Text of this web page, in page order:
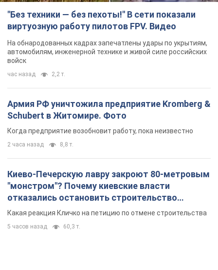
"Без техники — без пехоты!" В сети показали
виртуозную работу пилотов FPV. Видео
На обнародованных кадрах запечатлены удары по укрытиям,
автомобилям, инженерной технике и живой силе российских
войск
час назад 2,2 т.
Армия РФ уничтожила предприятие Kromberg &
Schubert в Житомире. Фото
Когда предприятие возобновит работу, пока неизвестно
2 часа назад 8,8 т.
Киево-Печерскую лавру закроют 80-метровым
"монстром"? Почему киевские власти
отказались остановить строительство
небоскреба "московского верующего"
Какая реакция Кличко на петицию по отмене строительства
5 часов назад 60,3 т.